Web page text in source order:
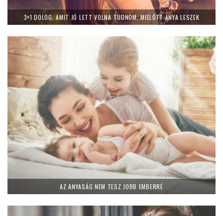
3+1 DOLOG, AMIT JÓ LETT VOLNA TUDNOM, MIELŐTT ANYA LESZEK
AZ ANYASÁG NEM TESZ JOBB EMBERRÉ